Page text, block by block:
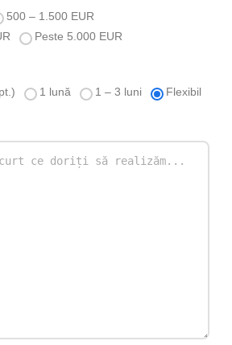
500 – 1.500 EUR
Peste 5.000 EUR
1 lună 1 – 3 luni Flexibil